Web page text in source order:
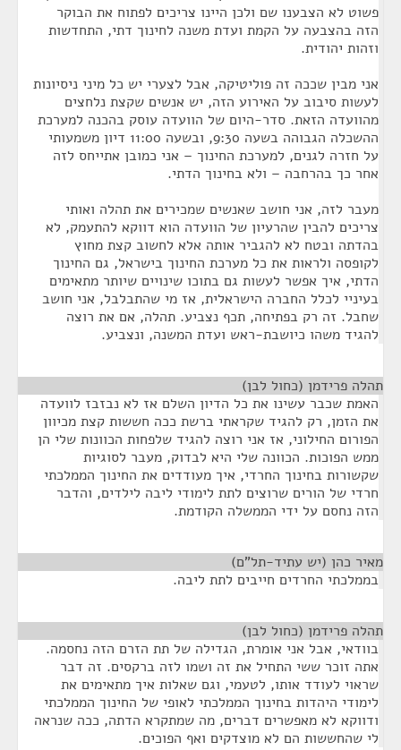
פשוט לא הצבענו שם ולכן היינו צריכים לפתוח את הבוקר
הזה בהצבעה על הקמת ועדת משנה לחינוך דתי, התחדשות
וזהות יהודית.
אני מבין שככה זה פוליטיקה, אבל לצערי יש כל מיני ניסיונות
לעשות סיבוב על האירוע הזה, יש אנשים שקצת נלחצים
מהוועדה הזאת. סדר-היום של הוועדה עוסק בהכנה למערכת
ההשכלה הגבוהה בשעה 9:30, ובשעה 11:00 דיון משמעותי
על חזרה לגנים, למערכת החינוך – אני כמובן אתייחס לזה
אחר כך בהרחבה – ולא בחינוך הדתי.
מעבר לזה, אני חושב שאנשים שמכירים את תהלה ואותי
צריכים להבין שהרעיון של הוועדה הוא דווקא להתעמק, לא
בהדתה ובטח לא להגביר אותה אלא לחשוב קצת מחוץ
לקופסה ולראות את כל מערכת החינוך בישראל, גם החינוך
הדתי, איך אפשר לעשות גם בתוכו שינויים שיותר מתאימים
בעיניי לכלל החברה הישראלית, אז מי שהתבלבל, אני חושב
שחבל. זה רק בפתיחה, תכף נצביע. תהלה, אם את רוצה
להגיד משהו כיושבת-ראש ועדת המשנה, ונצביע.
תהלה פרידמן (כחול לבן)
האמת שכבר עשינו את כל הדיון השלם אז לא נבזבז לוועדה
את הזמן, רק להגיד שקראתי ברשת ככה חששות קצת מכיוון
הפורום החילוני, אז אני רוצה להגיד שלפחות הכוונות שלי הן
ממש הפוכות. הכוונה שלי היא לבדוק, מעבר לסוגיות
שקשורות בחינוך החרדי, איך מעודדים את החינוך הממלכתי
חרדי של הורים שרוצים לתת לימודי ליבה לילדים, והדבר
הזה נחסם על ידי הממשלה הקודמת.
מאיר כהן (יש עתיד-תל"ם)
בממלכתי החרדים חייבים לתת ליבה.
תהלה פרידמן (כחול לבן)
בוודאי, אבל אני אומרת, הגדילה של תת הזרם הזה נחסמה.
אתה זוכר ששי התחיל את זה ושמו לזה ברקסים. זה דבר
שראוי לעודד אותו, לטעמי, וגם שאלות איך מתאימים את
לימודי היהדות בחינוך הממלכתי לאופי של החינוך הממלכתי
ודווקא לא מאפשרים דברים, מה שמתקרא הדתה, ככה שנראה
לי שהחששות הם לא מוצדקים ואף הפוכים.